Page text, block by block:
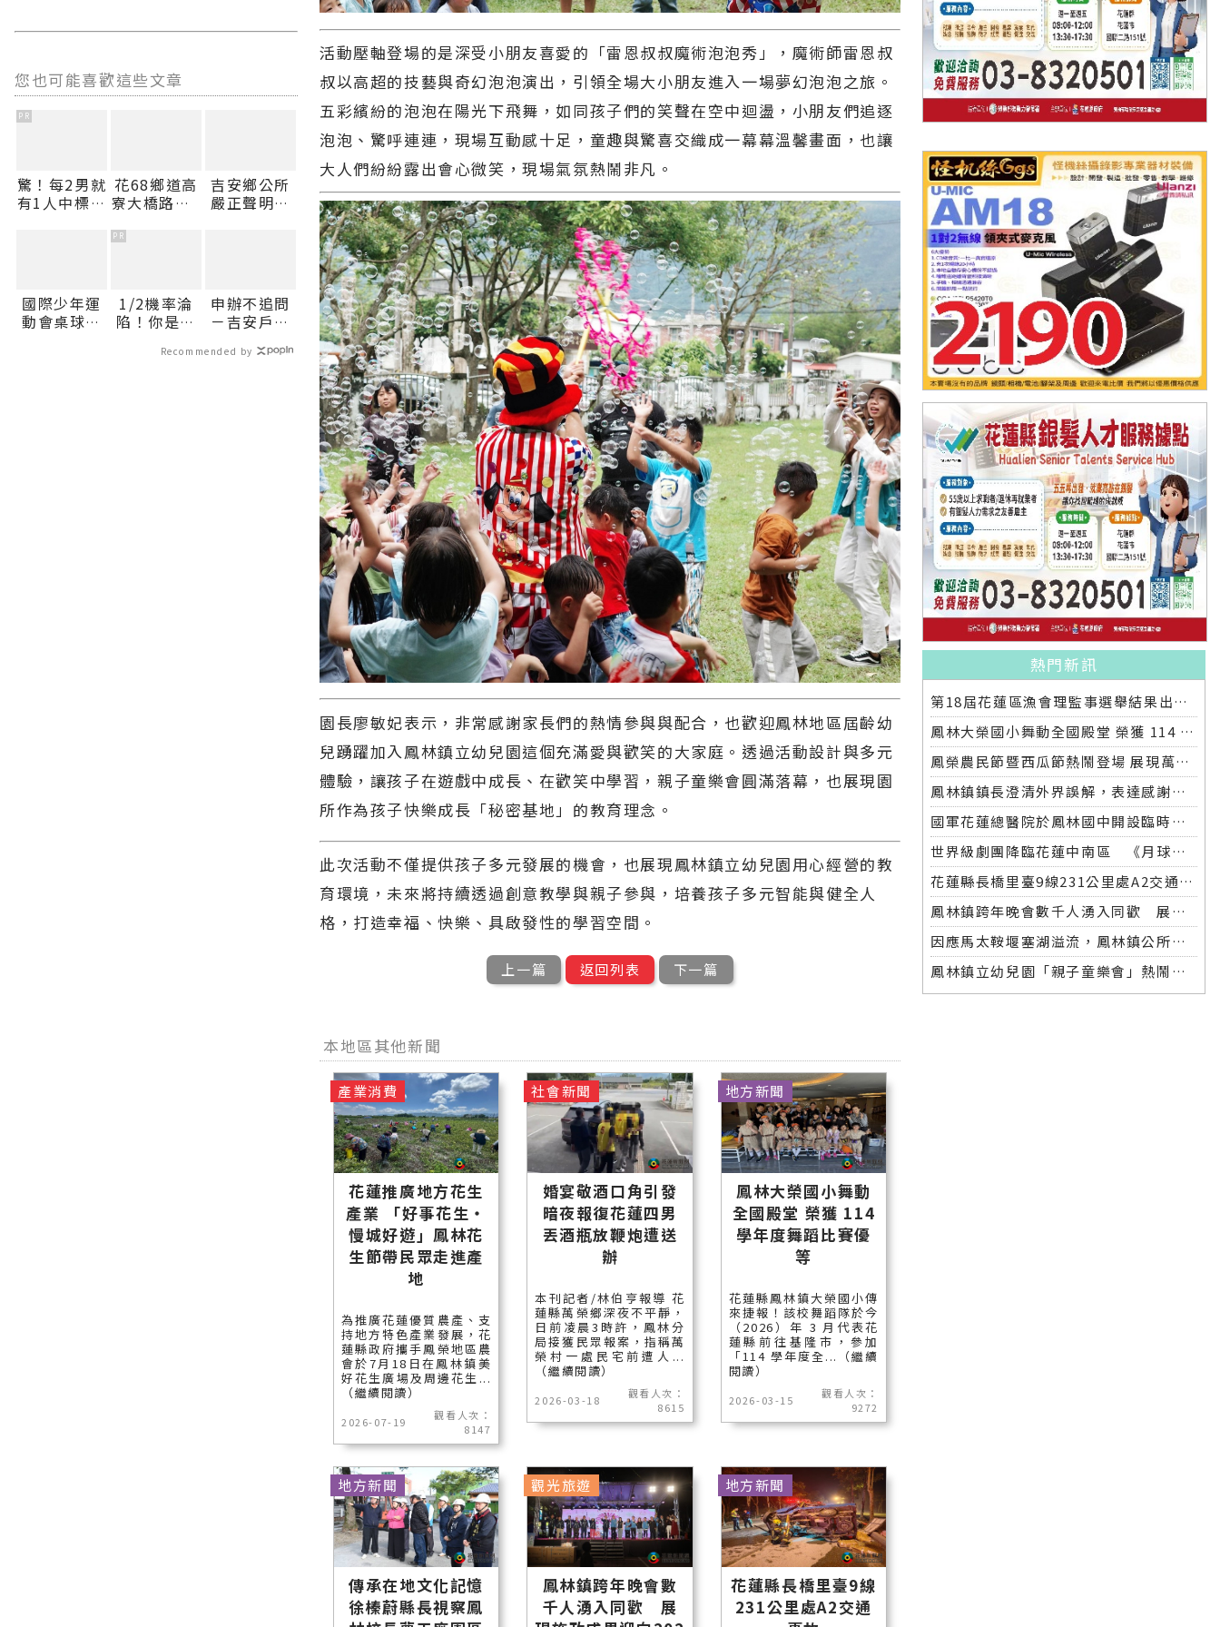
您也可能喜歡這些文章
驚！每2男就
有1人中標？
PR
花68鄉道高
寮大橋路段8
部份時段辦
路封閉請用
路人提前改
道∣花蓮新
聞網官方網
吉安鄉公所
嚴正聲明：
官方網站各
類新聞－最
快速的今日
新聞報導 最
國際少年運
動會桌球預
1/2機率淪
陷！你是好
男？關鍵在
PR
申辦不追問
－吉安戶政
知服務 運用
Recommended by
活動壓軸登場的是深受小朋友喜愛的「雷恩叔叔魔術泡泡秀」，魔術師雷恩叔
叔以高超的技藝與奇幻泡泡演出，引領全場大小朋友進入一場夢幻泡泡之旅。
五彩繽紛的泡泡在陽光下飛舞，如同孩子們的笑聲在空中迴盪，小朋友們追逐
泡泡、驚呼連連，現場互動感十足，童趣與驚喜交織成一幕幕溫馨畫面，也讓
大人們紛紛露出會心微笑，現場氣氛熱鬧非凡。
園長廖敏妃表示，非常感謝家長們的熱情參與與配合，也歡迎鳳林地區屆齡幼
兒踴躍加入鳳林鎮立幼兒園這個充滿愛與歡笑的大家庭。透過活動設計與多元
體驗，讓孩子在遊戲中成長、在歡笑中學習，親子童樂會圓滿落幕，也展現園
所作為孩子快樂成長「秘密基地」的教育理念。
此次活動不僅提供孩子多元發展的機會，也展現鳳林鎮立幼兒園用心經營的教
育環境，未來將持續透過創意教學與親子參與，培養孩子多元智能與健全人
格，打造幸福、快樂、具啟發性的學習空間。
上一篇 返回列表 下一篇
本地區其他新聞
花蓮推廣地方花生
產業 「好事花生・
慢城好遊」鳳林花
生節帶民眾走進產
地
為推廣花蓮優質農產、支
持地方特色產業發展，花
蓮縣政府攜手鳳榮地區農
會於7月18日在鳳林鎮美
好花生廣場及周邊花生...
（繼續閱讀）
2026-07-19
觀看人次：
8147
產業消費
婚宴敬酒口角引發
暗夜報復花蓮四男
丟酒瓶放鞭炮遭送
辦
本刊記者/林伯亨報導 花
蓮縣萬榮鄉深夜不平靜，
日前凌晨3時許，鳳林分
局接獲民眾報案，指稱萬
榮村一處民宅前遭人...
（繼續閱讀）
2026-03-18
觀看人次：
8615
社會新聞
鳳林大榮國小舞動
全國殿堂 榮獲 114
學年度舞蹈比賽優
等
花蓮縣鳳林鎮大榮國小傳
來捷報！該校舞蹈隊於今
（2026）年 3 月代表花
蓮縣前往基隆市，參加
「114 學年度全...（繼續
閱讀）
2026-03-15
觀看人次：
9272
地方新聞
傳承在地文化記憶
徐榛蔚縣長視察鳳
地方新聞
鳳林鎮跨年晚會數
千人湧入同歡 展
觀光旅遊
花蓮縣長橋里臺9線
231公里處A2交通
地方新聞
熱門新訊
第18屆花蓮區漁會理監事選舉結果出爐 王登義出任理事長 領軍新團隊啟動改革願景
鳳林大榮國小舞動全國殿堂 榮獲 114 學年度舞蹈比賽優等
鳳榮農民節暨西瓜節熱鬧登場 展現萬榮農業成果
鳳林鎮鎮長澄清外界誤解，表達感謝中央與國軍全力協助救災
國軍花蓮總醫院於鳳林國中開設臨時醫療站 軍民協力啟動災後醫療支援，守護災區居民健康
世界級劇團降臨花蓮中南區 《月球入侵》打造詩意夜空宇宙
花蓮縣長橋里臺9線231公里處A2交通事故
鳳林鎮跨年晚會數千人湧入同歡 展現施政成果迎向2026
因應馬太鞍堰塞湖溢流，鳳林鎮公所立即啟動防災應變措施
鳳林鎮立幼兒園「親子童樂會」熱鬧展開 孩子歡笑泡泡飛舞